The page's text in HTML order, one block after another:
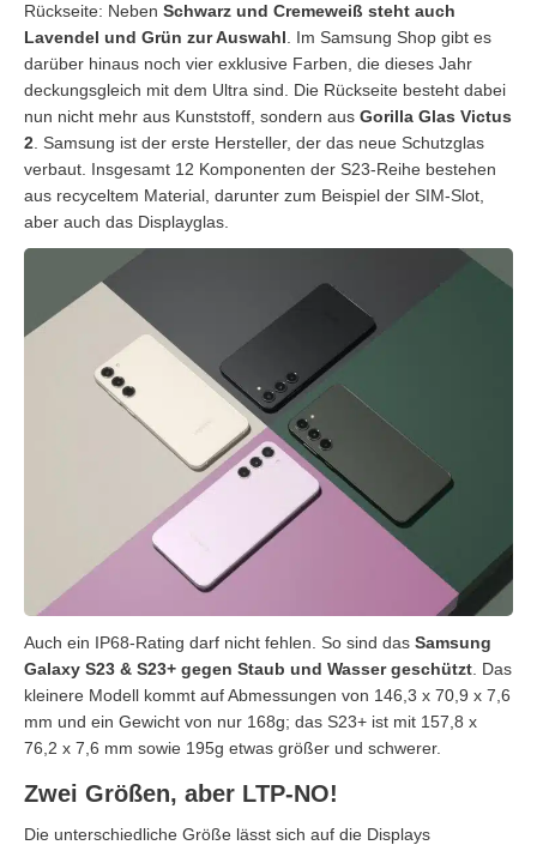
Rückseite: Neben Schwarz und Cremeweiß steht auch
Lavendel und Grün zur Auswahl. Im Samsung Shop gibt es
darüber hinaus noch vier exklusive Farben, die dieses Jahr
deckungsgleich mit dem Ultra sind. Die Rückseite besteht dabei
nun nicht mehr aus Kunststoff, sondern aus Gorilla Glas Victus
2. Samsung ist der erste Hersteller, der das neue Schutzglas
verbaut. Insgesamt 12 Komponenten der S23-Reihe bestehen
aus recyceltem Material, darunter zum Beispiel der SIM-Slot,
aber auch das Displayglas.
Auch ein IP68-Rating darf nicht fehlen. So sind das Samsung
Galaxy S23 & S23+ gegen Staub und Wasser geschützt . Das
kleinere Modell kommt auf Abmessungen von 146,3 x 70,9 x 7,6
mm und ein Gewicht von nur 168g; das S23+ ist mit 157,8 x
76,2 x 7,6 mm sowie 195g etwas größer und schwerer.
Zwei Größen, aber LTP-NO!
Die unterschiedliche Größe lässt sich auf die Displays